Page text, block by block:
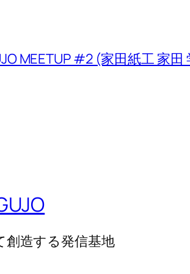
MEETUP #2 (家田紙工 家田
創造する発信基地